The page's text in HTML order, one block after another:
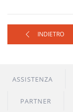
INDIETRO
ASSISTENZA
PARTNER